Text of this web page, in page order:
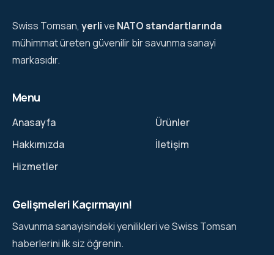
Swiss Tomsan, yerlive NATO standartlarında
mühimmat üreten güvenilir bir savunma sanayi
markasıdır.
Menu
Anasayfa
Hakkımızda
Hizmetler
Ürünler
İletişim
Gelişmeleri Kaçırmayın!
Savunma sanayisindeki yenilikleri ve Swiss Tomsan
haberlerini ilk siz öğrenin.